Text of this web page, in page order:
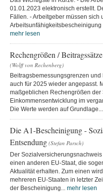
01.01.2023 elektronisch erstellt.
Fällen. - Arbeitgeber müssen sich
mehr lesen
Rechengrößen /
(Wolff von Rechenberg)
Beitragsbemessungsgrenzen
auch für 2025 wieder angepasst.
maßgeblichen Rechengrößen
Einkommensentwicklung im
Die Werte werden auf Grundlage...
Die A1-Bescheinigung -
Entsendung (Stefan Parsch)
Der
einen anderen EU-Staat, die
Aktualität erhalten. Zum einen
mehreren EU-Staaten in letzter
der Bescheinigung... mehr lesen